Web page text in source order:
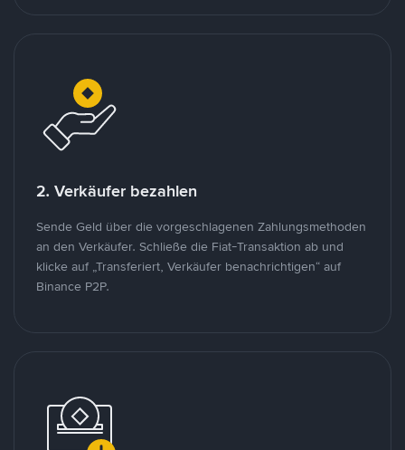
2. Verkäufer bezahlen
Sende Geld über die vorgeschlagenen Zahlungsmethoden
an den Verkäufer. Schließe die Fiat-Transaktion ab und
klicke auf „Transferiert, Verkäufer benachrichtigen“ auf
Binance P2P.